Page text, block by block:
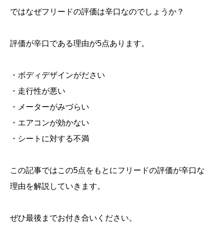
ではなぜフリードの評価は辛口なのでしょうか？
評価が辛口である理由が5点あります。
・ボディデザインがださい
・走行性が悪い
・メーターがみづらい
・エアコンが効かない
・シートに対する不満
この記事ではこの5点をもとにフリードの評価が辛口な
理由を解説していきます。
ぜひ最後までお付き合いください。